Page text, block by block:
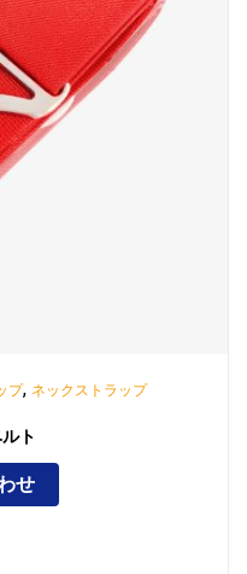
プ, ネックストラップ
ト
せ